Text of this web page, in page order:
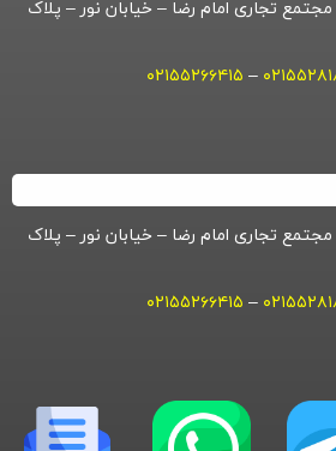
تجاری امام رضا – خیابان نور – پلاک
– ۰۲۱۵۵۲۶۶۴۱۵
تجاری امام رضا – خیابان نور – پلاک
– ۰۲۱۵۵۲۶۶۴۱۵